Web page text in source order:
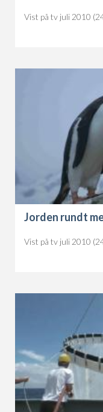
Vist på tv juli 2010
Jorden rundt
Vist på tv juli 2010